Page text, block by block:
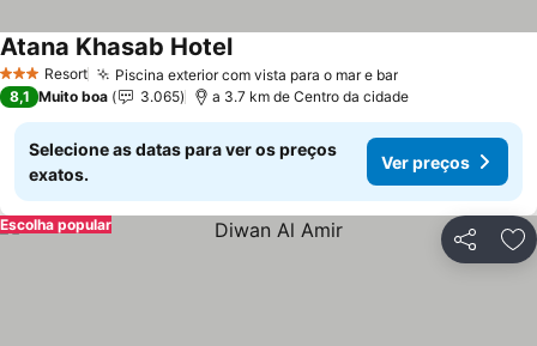
3 EstrelasResort Piscina exterior com vista para o mar e barVer preços
Atana Khasab HotelVer preços
8,1 Muito boa 3.065 a 3.7 km de Centro da cidade
Selecione as datas para ver os preços
exatos.
Ver preços
Partilhar
Escolha popular